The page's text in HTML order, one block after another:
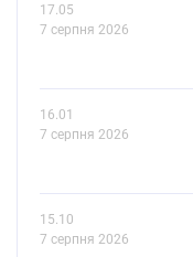
17.05
7 серпня 2026
16.01
7 серпня 2026
15.10
7 серпня 2026